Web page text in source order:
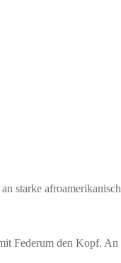
starke
Federum den Kopf.